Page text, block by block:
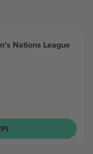
Nations League